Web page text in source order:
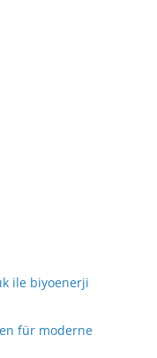
ile biyoenerji
für moderne